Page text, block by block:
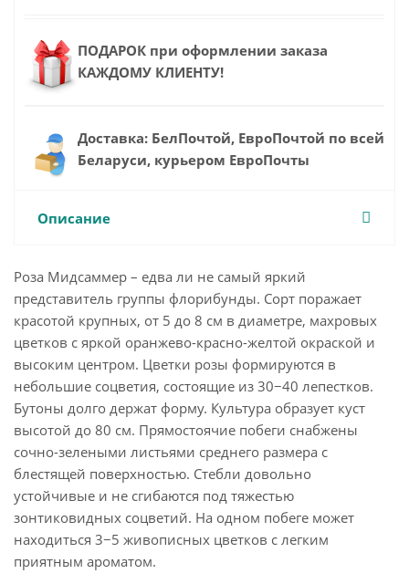
ПОДАРОК при оформлении заказа
КАЖДОМУ КЛИЕНТУ!
Доставка: БелПочтой, ЕвроПочтой по всей
Беларуси, курьером ЕвроПочты
Описание
Роза Мидсаммер – едва ли не самый яркий
представитель группы флорибунды. Сорт поражает
красотой крупных, от 5 до 8 см в диаметре, махровых
цветков с яркой оранжево-красно-желтой окраской и
высоким центром. Цветки розы формируются в
небольшие соцветия, состоящие из 30−40 лепестков.
Бутоны долго держат форму. Культура образует куст
высотой до 80 см. Прямостоячие побеги снабжены
сочно-зелеными листьями среднего размера с
блестящей поверхностью. Стебли довольно
устойчивые и не сгибаются под тяжестью
зонтиковидных соцветий. На одном побеге может
находиться 3−5 живописных цветков с легким
приятным ароматом.